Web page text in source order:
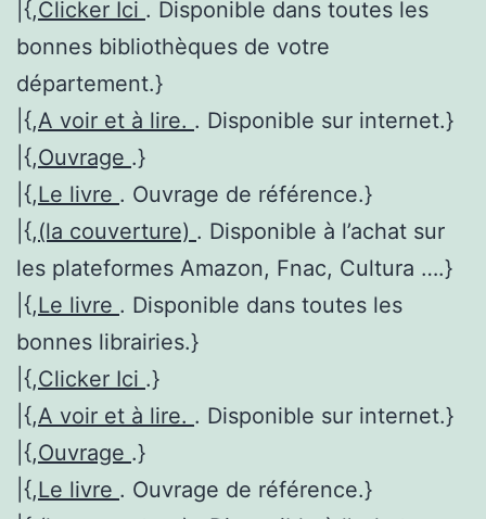
|{,Clicker Ici . Disponible dans toutes les
bonnes bibliothèques de votre
département.}
|{,A voir et à lire. . Disponible sur internet.}
|{,Ouvrage .}
|{,Le livre . Ouvrage de référence.}
|{,(la couverture) . Disponible à l’achat sur
les plateformes Amazon, Fnac, Cultura ….}
|{,Le livre . Disponible dans toutes les
bonnes librairies.}
|{,Clicker Ici .}
|{,A voir et à lire. . Disponible sur internet.}
|{,Ouvrage .}
|{,Le livre . Ouvrage de référence.}